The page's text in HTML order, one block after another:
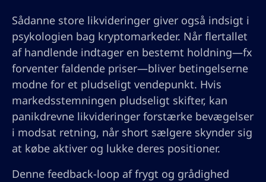
Sådanne store likvideringer giver også indsigt i
psykologien bag kryptomarkeder. Når flertallet
af handlende indtager en bestemt holdning—fx
forventer faldende priser—bliver betingelserne
modne for et pludseligt vendepunkt. Hvis
markedsstemningen pludseligt skifter, kan
panikdrevne likvideringer forstærke bevægelser
i modsat retning, når short sælgere skynder sig
at købe aktiver og lukke deres positioner.
Denne feedback-loop af frygt og grådighed